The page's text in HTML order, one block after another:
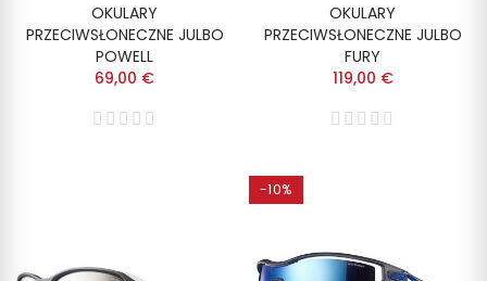
OKULARY
PRZECIWSŁONECZNE JULBO
POWELL
69,00 €
OKULARY
PRZECIWSŁONECZNE JULBO
FURY
119,00 €
-10%